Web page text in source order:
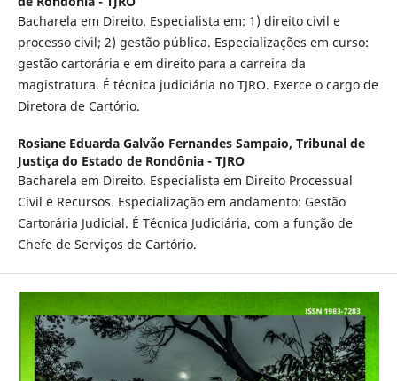
Bacharela em Direito. Especialista em: 1) direito civil e
processo civil; 2) gestão pública. Especializações em curso:
gestão cartorária e em direito para a carreira da
magistratura. É técnica judiciária no TJRO. Exerce o cargo de
Diretora de Cartório.
Rosiane Eduarda Galvão Fernandes Sampaio, Tribunal de
Justiça do Estado de Rondônia - TJRO
Bacharela em Direito. Especialista em Direito Processual
Civil e Recursos. Especialização em andamento: Gestão
Cartorária Judicial. É Técnica Judiciária, com a função de
Chefe de Serviços de Cartório.